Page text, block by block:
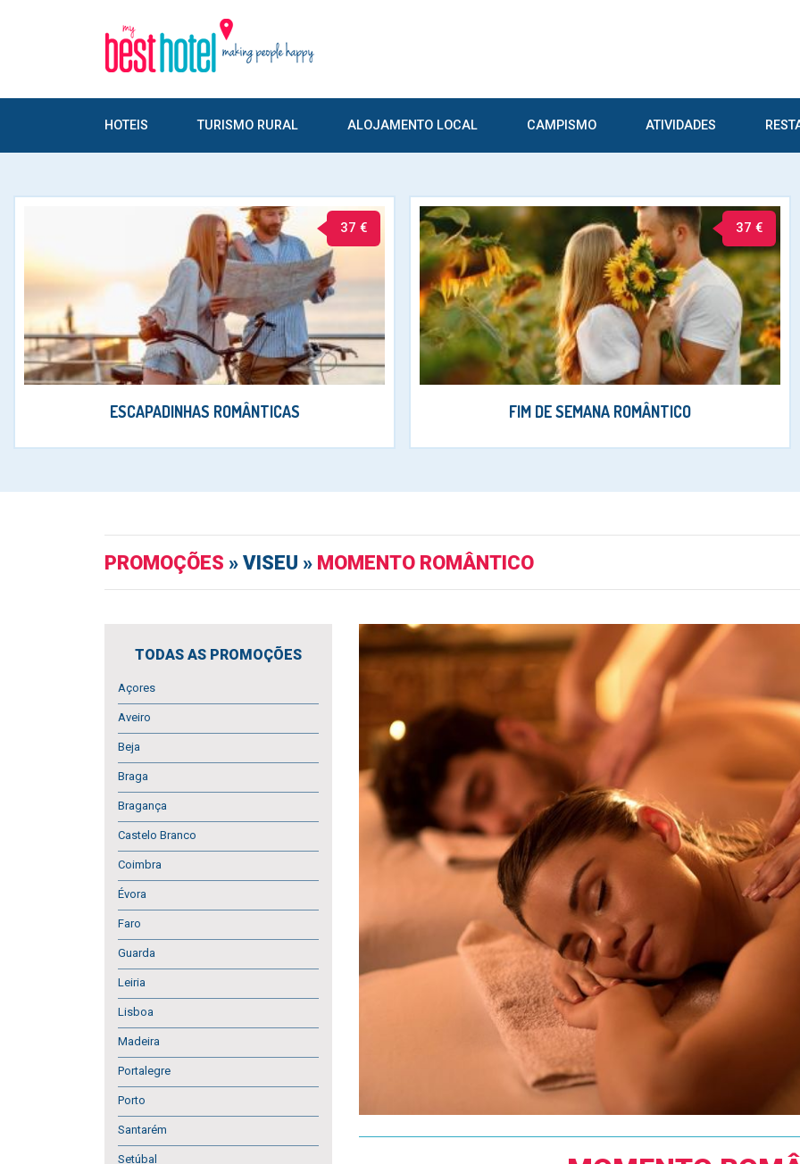
HOTEIS TURISMO RURAL ALOJAMENTO LOCAL CAMPISMO ATIVIDADES
37 €
ESCAPADINHAS ROMÂNTICAS
37 €
FIM DE SEMANA ROMÂNTICO
PROMOÇÕES » VISEU » MOMENTO ROMÂNTICO
TODAS AS PROMOÇÕES
Açores
Aveiro
Beja
Braga
Bragança
Castelo Branco
Coimbra
Évora
Faro
Guarda
Leiria
Lisboa
Madeira
Portalegre
Porto
Santarém
Setúbal